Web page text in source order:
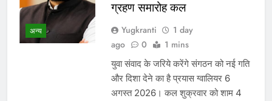
अन्य
ग्रहण समारोह कल
Yugkranti
1 day
ago
0 1 mins
युवा संवाद के जरिये करेंगे संगठन को नई गति
और दिशा देने का है प्रयास ग्वालियर 6
अगस्त 2026। कल शुक्रवार को शाम 4